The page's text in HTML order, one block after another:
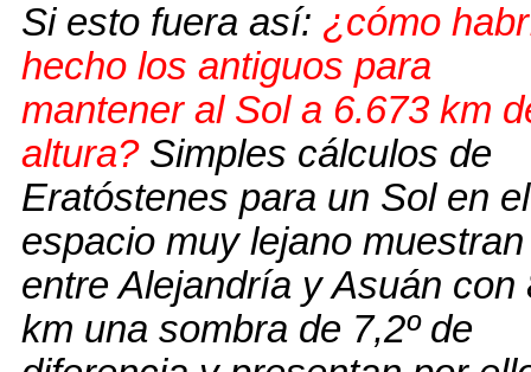
Si esto fuera así: ¿cómo
hecho los antiguos para
mantener al Sol a 6.673 km
altura?Simples cálculos de
Eratóstenes para un Sol en el
espacio muy lejano
entre Alejandría y Asuán con
km una sombra de 7,2º de